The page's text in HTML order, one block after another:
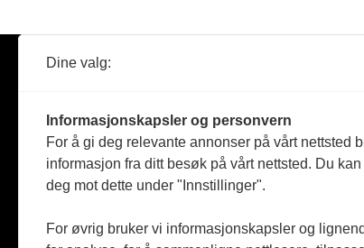
Dine valg:
Informasjonskapsler og personvern
For å gi deg relevante annonser på vårt nettsted
informasjon fra ditt besøk på vårt nettsted. Du
deg mot dette under "Innstillinger".
For øvrig bruker vi informasjonskapsler og